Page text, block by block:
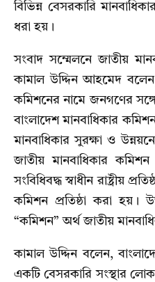
বিভিন্ন বেসরকারি
ধরা হয়।
সংবাদ সম্মেলনে জাতীয়
কামাল উদ্দিন আহমেদ বলেন,
কমিশনের নামে জনগণের
বাংলাদেশ মানবাধিকার
মানবাধিকার সুরক্ষা ও
জাতীয় মানবাধিকার
সংবিধিবদ্ধ স্বাধীন রাষ্ট্রীয়
কমিশন প্রতিষ্ঠা করা
“কমিশন” অর্থ জাতীয়
কামাল উদ্দিন বলেন,
একটি বেসরকারি সংস্থার